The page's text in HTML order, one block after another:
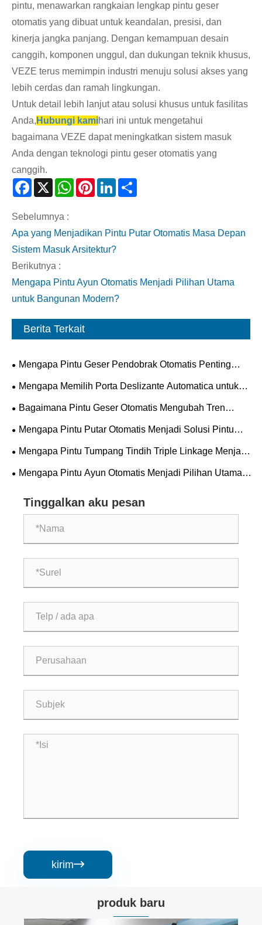
pintu, menawarkan rangkaian lengkap pintu geser
otomatis yang dibuat untuk keandalan, presisi, dan
kinerja jangka panjang. Dengan kemampuan desain
canggih, komponen unggul, dan dukungan teknik khusus,
VEZE terus memimpin industri menuju solusi akses yang
lebih cerdas dan ramah lingkungan.
Untuk detail lebih lanjut atau solusi khusus untuk fasilitas
Anda, Hubungi kamihari ini untuk mengetahui
bagaimana VEZE dapat meningkatkan sistem masuk
Anda dengan teknologi pintu geser otomatis yang
canggih.
Facebook
X WhatsAppPinterestLinkedIn
Sebelumnya :
Apa yang Menjadikan Pintu Putar Otomatis Masa Depan
Sistem Masuk Arsitektur?
Berikutnya :
Mengapa Pintu Ayun Otomatis Menjadi Pilihan Utama
untuk Bangunan Modern?
Berita Terkait
Mengapa Pintu Geser Pendobrak Otomatis Penting
untuk Bangunan Modern?
Mengapa Memilih Porta Deslizante Automatica untuk
Ruang Modern?
Bagaimana Pintu Geser Otomatis Mengubah Tren
Keamanan, Efisiensi, dan Arsitektur Masa Depan?
Mengapa Pintu Putar Otomatis Menjadi Solusi Pintu
Masuk Pilihan untuk Bangunan Komersial?
Mengapa Pintu Tumpang Tindih Triple Linkage Menjadi
Standar Masa Depan untuk Keamanan dan Efisiensi
Mengapa Pintu Ayun Otomatis Menjadi Pilihan Utama
Tinggalkan aku pesan
kirim
produk baru